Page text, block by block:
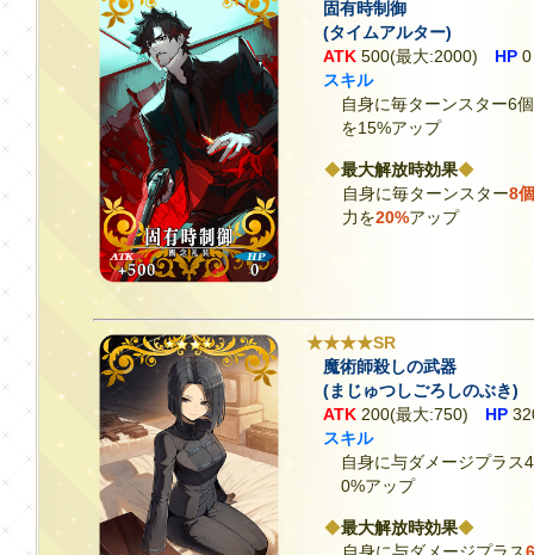
固有時制御
(タイムアルター)
ATK 500(最大:2000) HP 0
スキル
自身に毎ターンスター6
を15%アップ
◆最大解放時効果◆
自身に毎ターンスター8個
力を20%アップ
★★★★SR
魔術師殺しの武器
(まじゅつしごろしのぶき)
ATK 200(最大:750) HP
スキル
自身に与ダメージプラス
0%アップ
◆最大解放時効果◆
自身に与ダメージプラス